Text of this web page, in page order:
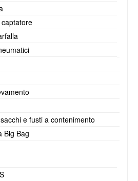
e fusti a contenimento
Big Bag